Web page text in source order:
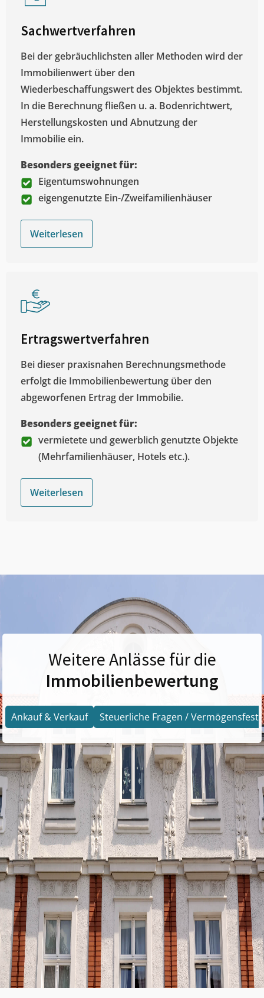
Sachwertverfahren
Bei der gebräuchlichsten aller Methoden wird der
Immobilienwert über den
Wiederbeschaffungswert des Objektes bestimmt.
In die Berechnung fließen u. a. Bodenrichtwert,
Herstellungskosten und Abnutzung der
Immobilie ein.
Besonders geeignet für:
Eigentumswohnungen
eigengenutzte Ein-/Zweifamilienhäuser
Weiterlesen
Ertragswertverfahren
Bei dieser praxisnahen Berechnungsmethode
erfolgt die Immobilienbewertung über den
abgeworfenen Ertrag der Immobilie.
Besonders geeignet für:
vermietete und gewerblich genutzte Objekte
(Mehrfamilienhäuser, Hotels etc.).
Weiterlesen
Weitere Anlässe für die
Immobilienbewertung
Ankauf & Verkauf Steuerliche Fragen /